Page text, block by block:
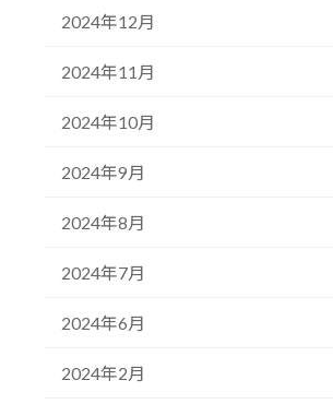
2024年12月
2024年11月
2024年10月
2024年9月
2024年8月
2024年7月
2024年6月
2024年2月